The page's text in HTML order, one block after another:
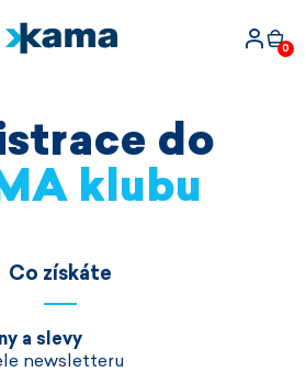
0
do
klubu
Co získáte
a slevy
newsletteru